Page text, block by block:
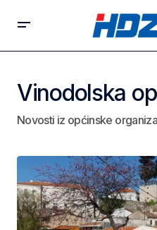
Vinodolska
Novosti iz općinske